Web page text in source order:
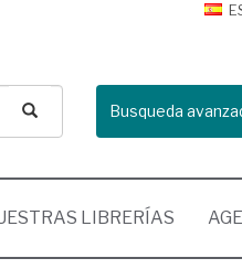
Busqueda
LIBRERÍAS